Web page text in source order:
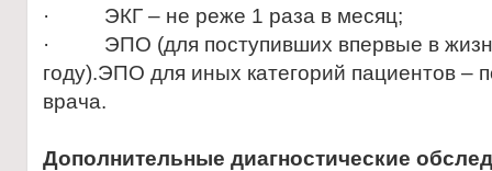
· ЭКГ – не реже 1 раза в месяц;
· ЭПО (для поступивших впервые в
году).ЭПО для иных категорий пациентов –
врача.
Дополнительные диагностические